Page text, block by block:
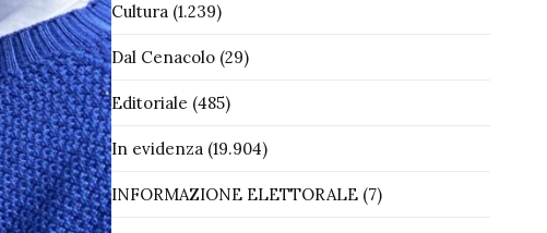
Cultura(1.239)
Dal Cenacolo(29)
Editoriale (485)
In evidenza(19.904)
INFORMAZIONE ELETTORALE(7)